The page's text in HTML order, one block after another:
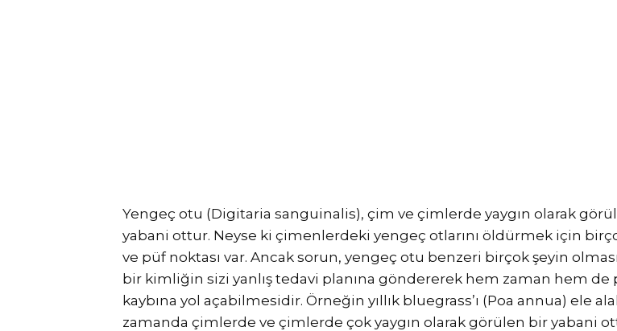
Yengeç otu (Digitaria sanguinalis), çim ve çimlerde yaygın olarak
yabani ottur. Neyse ki çimenlerdeki yengeç otlarını öldürmek için
ve püf noktası var. Ancak sorun, yengeç otu benzeri birçok şeyin
bir kimliğin sizi yanlış tedavi planına göndererek hem zaman hem de
kaybına yol açabilmesidir. Örneğin yıllık bluegrass’ı (Poa annua) ele
zamanda çimlerde ve çimlerde çok yaygın olarak görülen bir yabani